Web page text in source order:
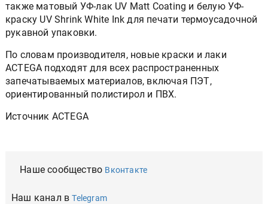
также матовый УФ-лак UV Matt Coating и белую УФ-
краску UV Shrink White Ink для печати термоусадочной
рукавной упаковки.
По словам производителя, новые краски и лаки
ACTEGA подходят для всех распространенных
запечатываемых материалов, включая ПЭТ,
ориентированный полистирол и ПВХ.
Источник ACTEGA
Наше сообщество Вконтакте
Наш канал вTelegram